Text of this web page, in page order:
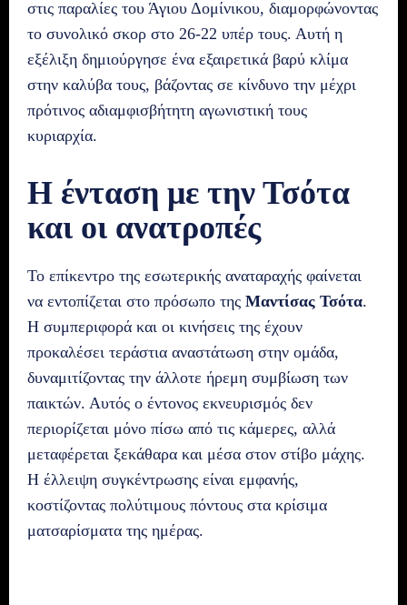
στις παραλίες του Άγιου Δομίνικου, διαμορφώνοντας
το συνολικό σκορ στο 26-22 υπέρ τους. Αυτή η
εξέλιξη δημιούργησε ένα εξαιρετικά βαρύ κλίμα
στην καλύβα τους, βάζοντας σε κίνδυνο την μέχρι
πρότινος αδιαμφισβήτητη αγωνιστική τους
κυριαρχία.
Η ένταση με την Τσότα
και οι ανατροπές
Το επίκεντρο της εσωτερικής αναταραχής φαίνεται
να εντοπίζεται στο πρόσωπο της Μαντίσας Τσότα.
Η συμπεριφορά και οι κινήσεις της έχουν
προκαλέσει τεράστια αναστάτωση στην ομάδα,
δυναμιτίζοντας την άλλοτε ήρεμη συμβίωση των
παικτών. Αυτός ο έντονος εκνευρισμός δεν
περιορίζεται μόνο πίσω από τις κάμερες, αλλά
μεταφέρεται ξεκάθαρα και μέσα στον στίβο μάχης.
Η έλλειψη συγκέντρωσης είναι εμφανής,
κοστίζοντας πολύτιμους πόντους στα κρίσιμα
ματσαρίσματα της ημέρας.